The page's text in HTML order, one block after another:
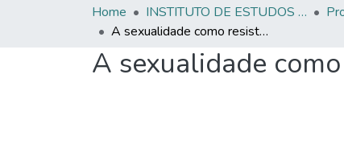
Home INSTITUTO DE ESTUDOS DA LINGUAGEM
A sexualidade como resistência em Ninfomaníaca, de Lars von Trier
A sexualidade